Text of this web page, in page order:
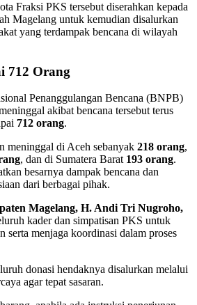
Fraksi PKS tersebut diserahkan kepada
Magelang untuk kemudian disalurkan
yang terdampak bencana di wilayah
712 Orang
Penanggulangan Bencana (BNPB)
akibat bencana tersebut terus
712 orang.
meninggal di Aceh sebanyak 218 orang,
, dan di Sumatera Barat 193 orang.
besarnya dampak bencana dan
dari berbagai pihak.
Magelang, H. Andi Tri Nugroho,
kader dan simpatisan PKS untuk
serta menjaga koordinasi dalam proses
donasi hendaknya disalurkan melalui
agar tepat sasaran.